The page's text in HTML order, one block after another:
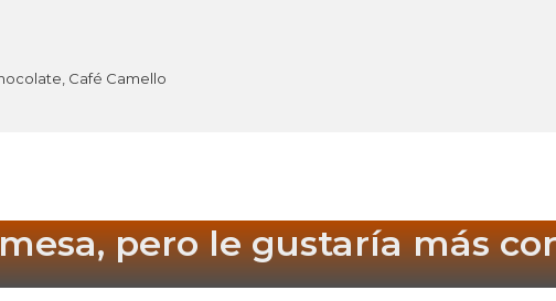
Café Camello
pero le gustaría más